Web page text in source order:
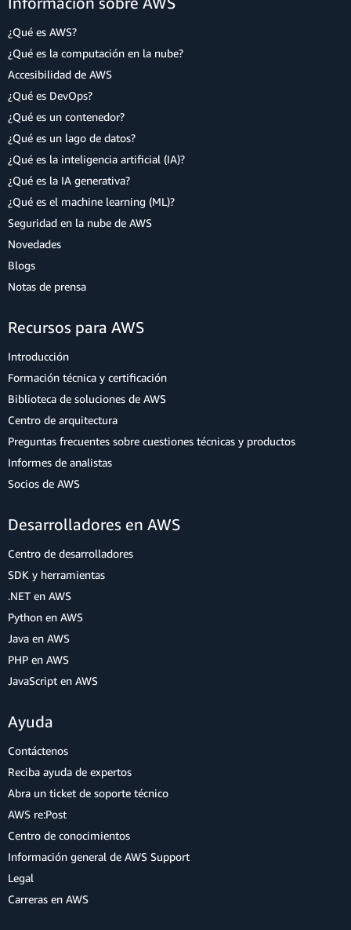
¿Qué es AWS?
¿Qué es la computación en la nube?
Accesibilidad de AWS
¿Qué es DevOps?
¿Qué es un contenedor?
¿Qué es un lago de datos?
¿Qué es la inteligencia artificial (IA)?
¿Qué es la IA generativa?
¿Qué es el machine learning (ML)?
Seguridad en la nube de AWS
Novedades
Blogs
Notas de prensa
Recursos para AWS
Introducción
Formación técnica y certificación
Biblioteca de soluciones de AWS
Centro de arquitectura
Preguntas frecuentes sobre cuestiones técnicas y productos
Informes de analistas
Socios de AWS
Desarrolladores en AWS
Centro de desarrolladores
SDK y herramientas
.NET en AWS
Python en AWS
Java en AWS
PHP en AWS
JavaScript en AWS
Ayuda
Contáctenos
Reciba ayuda de expertos
Abra un ticket de soporte técnico
AWS re:Post
Centro de conocimientos
Información general de AWS Support
Legal
Carreras en AWS